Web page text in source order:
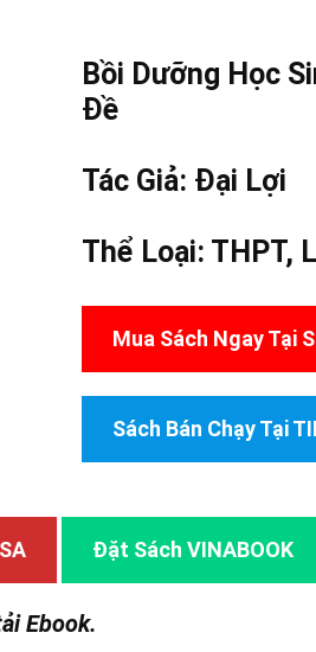
Bồi Dưỡng Học
Đề
Tác Giả: Đại Lợi
Thể Loại: THPT,
Mua Sách Ngay Tại
Sách Bán Chạy Tại
Đặt Sách VINABOOK
Ebook.